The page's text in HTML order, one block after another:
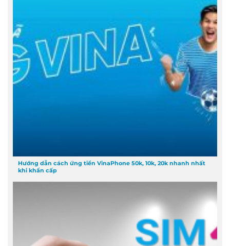
Hướng dẫn cách ứng tiền VinaPhone 50k, 10k, 20k nhanh nhất
khi khẩn cấp